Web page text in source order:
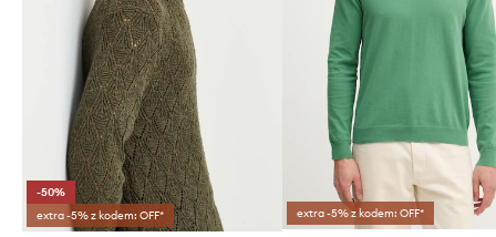
-50%
extra -5% z kodem: OFF*
extra -5% z kodem: OFF*